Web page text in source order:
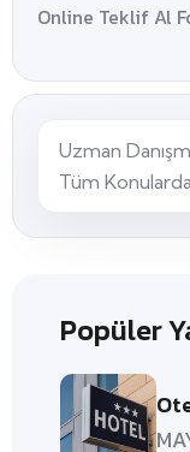
Online Teklif Al
Uzman
Tüm
Popüler